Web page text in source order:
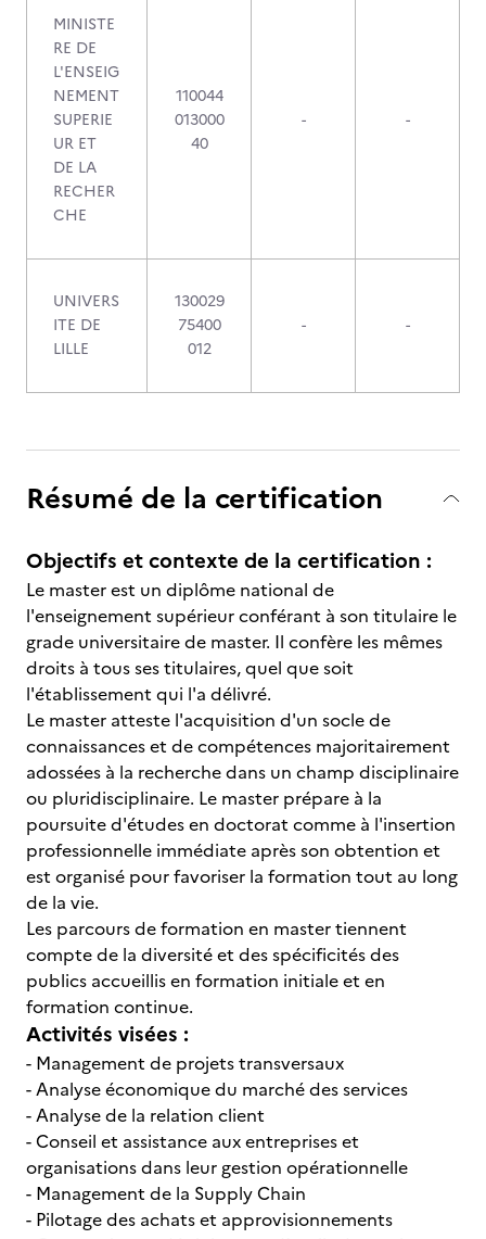
MINISTE
RE DE
L'ENSEIG
NEMENT
SUPERIE
UR ET
DE LA
RECHER
CHE
110044
013000
40
- -
UNIVERS
ITE DE
LILLE
130029
75400
012
- -
Résumé de la certification
Objectifs et contexte de la certification :
Le master est un diplôme national de
l'enseignement supérieur conférant à son titulaire le
grade universitaire de master. Il confère les mêmes
droits à tous ses titulaires, quel que soit
l'établissement qui l'a délivré.
Le master atteste l'acquisition d'un socle de
connaissances et de compétences majoritairement
adossées à la recherche dans un champ disciplinaire
ou pluridisciplinaire. Le master prépare à la
poursuite d'études en doctorat comme à l'insertion
professionnelle immédiate après son obtention et
est organisé pour favoriser la formation tout au long
de la vie.
Les parcours de formation en master tiennent
compte de la diversité et des spécificités des
publics accueillis en formation initiale et en
formation continue.
Activités visées :
- Management de projets transversaux
- Analyse économique du marché des services
- Analyse de la relation client
- Conseil et assistance aux entreprises et
organisations dans leur gestion opérationnelle
- Management de la Supply Chain
- Pilotage des achats et approvisionnements